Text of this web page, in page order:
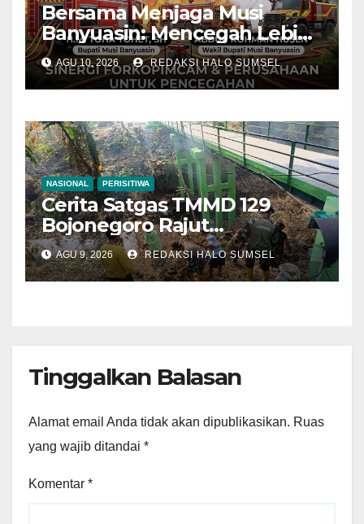
Bersama Menjaga Musi
Banyuasin: Mencegah Lebih
Baik daripada Memadamkan
AGU 10, 2026 REDAKSI HALO SUMSEL
NASIONAL PERISITIWA
Cerita Satgas TMMD 129
Bojonegoro Rajut
Kebersamaan di Jembatan
Brang Etan
AGU 9, 2026 REDAKSI HALO SUMSEL
Tinggalkan Balasan
Alamat email Anda tidak akan dipublikasikan. Ruas
yang wajib ditandai *
Komentar *